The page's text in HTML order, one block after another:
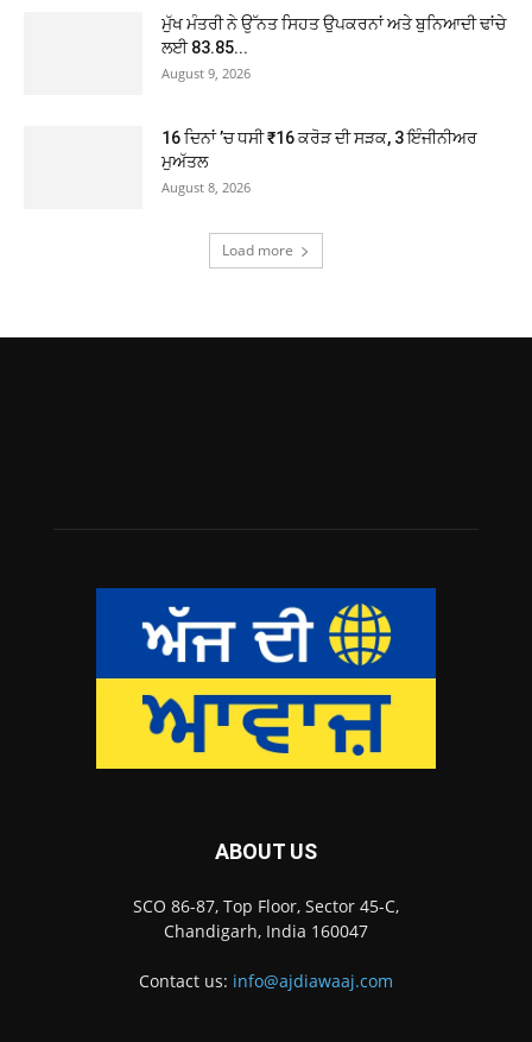
ਮੁੱਖ ਮੰਤਰੀ ਨੇ ਉੱਨਤ ਸਿਹਤ ਉਪਕਰਨਾਂ ਅਤੇ ਬੁਨਿਆਦੀ ਢਾਂਚੇ
ਲਈ 83.85...
August 9, 2026
16 ਦਿਨਾਂ ’ਚ ਧਸੀ ₹16 ਕਰੋੜ ਦੀ ਸੜਕ, 3 ਇੰਜੀਨੀਅਰ
ਮੁਅੱਤਲ
August 8, 2026
Load more
ABOUT US
SCO 86-87, Top Floor, Sector 45-C,
Chandigarh, India 160047
Contact us: info@ajdiawaaj.com